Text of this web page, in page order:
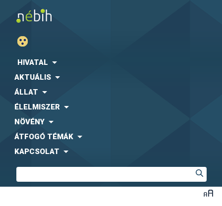
HIVATAL
AKTUÁLIS
ÁLLAT
ÉLELMISZER
NÖVÉNY
ÁTFOGÓ TÉMÁK
KAPCSOLAT